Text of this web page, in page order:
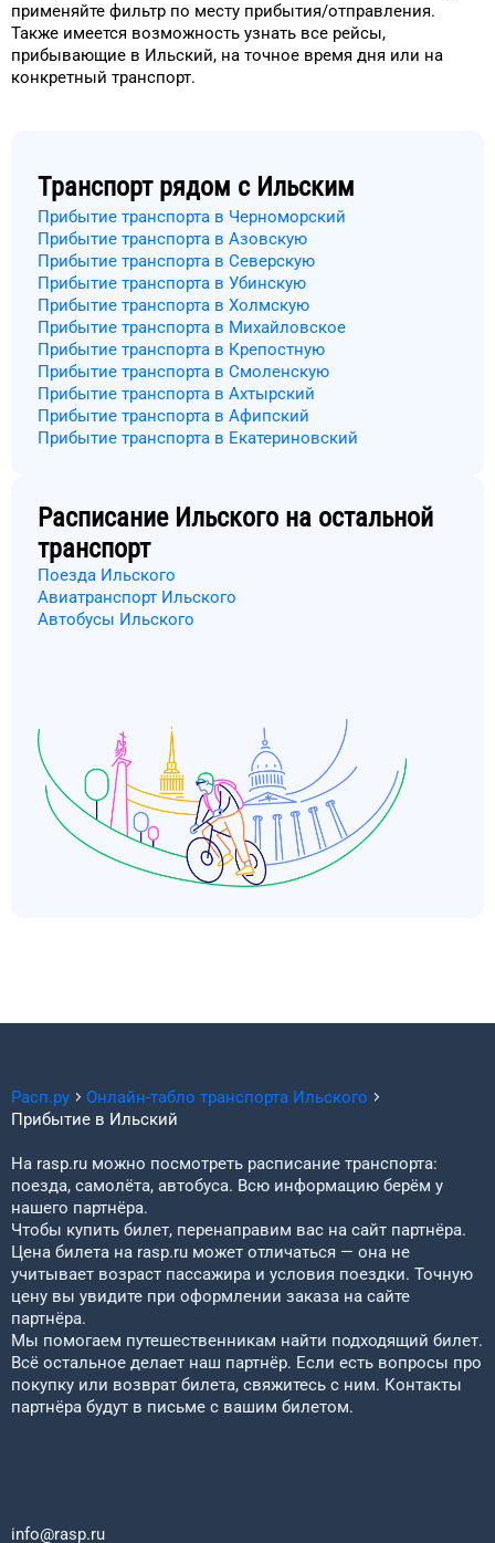
применяйте фильтр по месту прибытия/отправления.
Также имеется возможность узнать все рейсы,
прибывающие в Ильский, на точное время дня или на
конкретный транспорт.
Транспорт рядом с Ильским
Прибытие транспорта в Черноморский
Прибытие транспорта в Азовскую
Прибытие транспорта в Северскую
Прибытие транспорта в Убинскую
Прибытие транспорта в Холмскую
Прибытие транспорта в Михайловское
Прибытие транспорта в Крепостную
Прибытие транспорта в Смоленскую
Прибытие транспорта в Ахтырский
Прибытие транспорта в Афипский
Прибытие транспорта в Екатериновский
Расписание Ильского на остальной
транспорт
Поезда Ильского
Авиатранспорт Ильского
Автобусы Ильского
Расп.ру Онлайн-табло транспорта Ильского
Прибытие в Ильский
На rasp.ru можно посмотреть расписание транспорта:
поезда, самолёта, автобуса. Всю информацию берём у
нашего партнёра.
Чтобы купить билет, перенаправим вас на сайт партнёра.
Цена билета на rasp.ru может отличаться — она не
учитывает возраст пассажира и условия поездки. Точную
цену вы увидите при оформлении заказа на сайте
партнёра.
Мы помогаем путешественникам найти подходящий билет.
Всё остальное делает наш партнёр. Если есть вопросы про
покупку или возврат билета, свяжитесь с ним. Контакты
партнёра будут в письме с вашим билетом.
info@rasp.ru